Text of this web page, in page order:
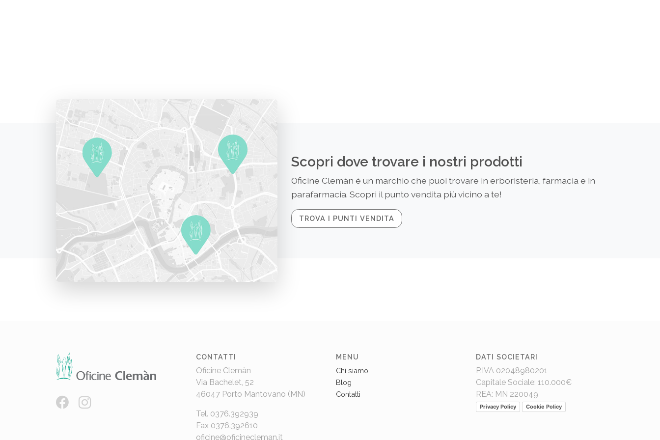
Scopri dove trovare i nostri prodotti
Oficine Clemàn è un marchio che puoi trovare in erboristeria, farmacia e in
parafarmacia. Scopri il punto vendita più vicino a te!
TROVA I PUNTI VENDITA
CONTATTI
Oficine Clemàn
Via Bachelet, 52
46047 Porto Mantovano (MN)
Tel. 0376.392939
Fax 0376.392610
oficine@oficinecleman.it
MENU
Chi siamo
Blog
Contatti
DATI SOCIETARI
P.IVA 02048980201
Capitale Sociale: 110.000€
REA: MN 220049
Privacy Policy Cookie Policy